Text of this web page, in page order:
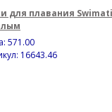
для плавания
571.00
16643.46